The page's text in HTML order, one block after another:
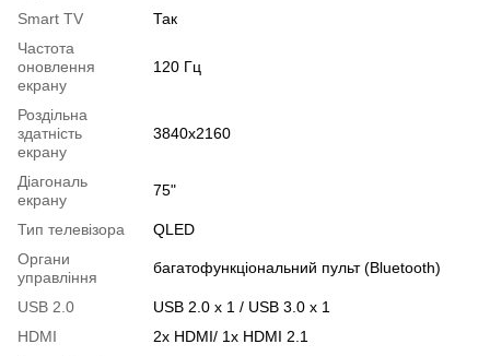
Smart TV
Так
Частота
оновлення
екрану
120 Гц
Роздільна
здатність
екрану
3840x2160
Діагональ
екрану
75"
Тип телевізора
QLED
Органи
управління
багатофункціональний пульт (Bluetooth)
USB 2.0
USB 2.0 х 1 / USB 3.0 х 1
HDMI
2x HDMI/ 1x HDMI 2.1